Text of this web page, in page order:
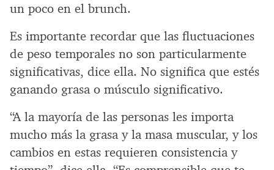
un poco en el brunch.
Es importante recordar que las fluctuaciones
de peso temporales no son particularmente
significativas, dice ella. No significa que estés
ganando grasa o músculo significativo.
“A la mayoría de las personas les importa
mucho más la grasa y la masa muscular, y los
cambios en estas requieren consistencia y